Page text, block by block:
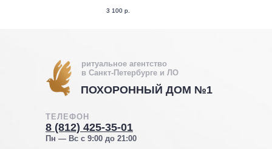
3 100 р.
ПОХОРОННЫЙ ДОМ №1
ТЕЛЕФОН
8 (812) 425-35-01
Пн — Вс с 9:00 до 21:00
ритуальное агентство
в Санкт-Петербурге и ЛО